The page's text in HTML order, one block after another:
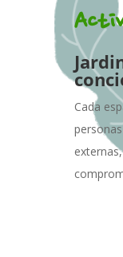
Cada
externas,